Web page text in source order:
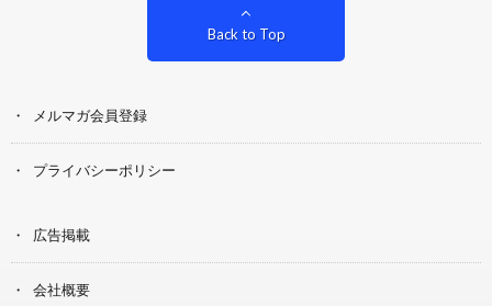
Back to Top
メルマガ会員登録
プライバシーポリシー
広告掲載
会社概要